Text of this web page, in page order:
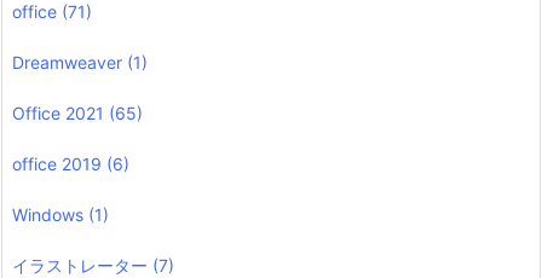
office (71)
Dreamweaver (1)
Office 2021 (65)
office 2019 (6)
Windows (1)
イラストレーター (7)